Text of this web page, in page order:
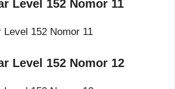
Level 152 Nomor 11
Level 152 Nomor 12